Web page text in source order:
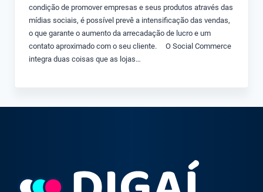
condição de promover empresas e seus produtos através das
mídias sociais, é possível prevê a intensificação das vendas,
o que garante o aumento da arrecadação de lucro e um
contato aproximado com o seu cliente. O Social Commerce
integra duas coisas que as lojas…